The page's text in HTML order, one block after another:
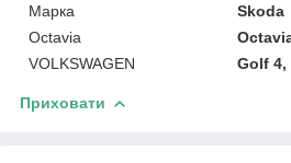
Марка
Skoda
Octavia
VOLKSWAGEN
Golf 4,
Приховати